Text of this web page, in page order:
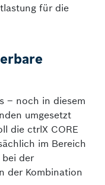
für die
– noch in diesem
umgesetzt
die ctrlX CORE
im Bereich
bei der
der Kombination